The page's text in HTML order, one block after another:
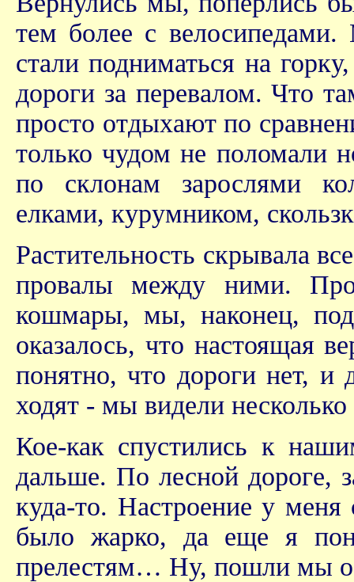
тем более с
стали подниматься на
дороги за перевалом. Что
просто отдыхают по
только чудом не поломали
по склонам зарослями
елками, курумником,
Растительность скрывала
провалы между ними.
кошмары, мы, наконец,
оказалось, что
понятно, что дороги нет, и
ходят - мы видели
Кое-как спустились к
дальше. По лесной дороге,
куда-то. Настроение у меня
было жарко, да еще я
прелестям… Ну, пошли мы